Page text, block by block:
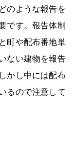
のような報告を
です。報告体制
町や配布番地単
ない建物を報告
かし中には配布
るので注意して